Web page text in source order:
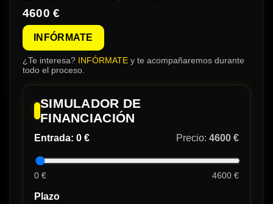
4600 €
INFÓRMATE
¿Te interesa? INFÓRMATE y te acompañaremos durante
todo el proceso.
SIMULADOR DE
FINANCIACIÓN
Entrada: 0 € Precio: 4600 €
0 € 4600 €
Plazo